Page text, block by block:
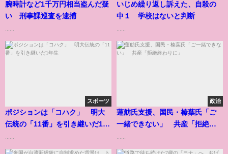
腕時計など1千万円相当盗んだ疑
い 刑事課巡査を逮捕
いじめ繰り返し訴えた、自殺の
中１ 学校はないと判断
スポーツ
ポジションは「コハク」 明大
伝統の「11番」を引き継いだ1年
政治
蓮舫氏支援、国民・榛葉氏「ご
一緒できない」 共産「拒絶終